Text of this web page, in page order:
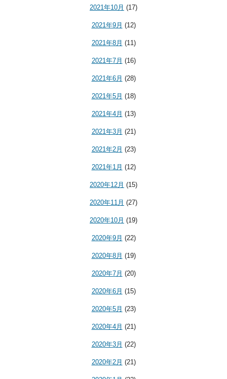
2021年10月 (17)
2021年9月 (12)
2021年8月 (11)
2021年7月 (16)
2021年6月 (28)
2021年5月 (18)
2021年4月 (13)
2021年3月 (21)
2021年2月 (23)
2021年1月 (12)
2020年12月 (15)
2020年11月 (27)
2020年10月 (19)
2020年9月 (22)
2020年8月 (19)
2020年7月 (20)
2020年6月 (15)
2020年5月 (23)
2020年4月 (21)
2020年3月 (22)
2020年2月 (21)